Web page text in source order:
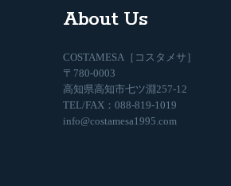
About Us
COSTAMESA［コスタメサ］
〒780-0003
高知県高知市七ツ淵257-12
TEL/FAX：088-819-1019
info@costamesa1995.com